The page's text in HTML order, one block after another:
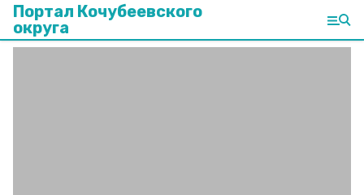
Портал Кочубеевского
округа